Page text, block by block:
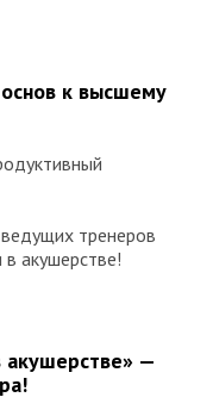
чуть-чуть
проект-хит —
тяжб. Отстаивание
дел. Всё это —
врача» на
школы входит в
медицинские,
запустить её в
к высшему
тренеров
акушерстве!
акушерстве» —